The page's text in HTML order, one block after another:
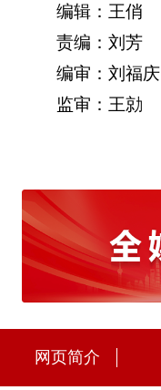
编辑：王俏
责编：刘芳
编审：刘福庆
监审：王勍
网页简介